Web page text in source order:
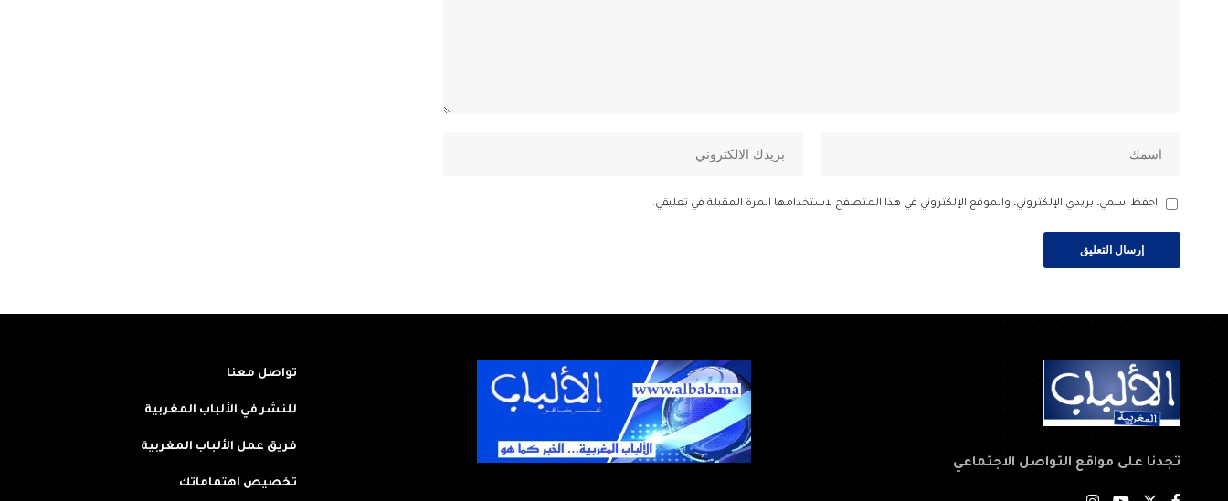
احفظ اسمي، بريدي الإلكتروني، والموقع الإلكتروني في هذا المتصفح لاستخدامها المرة المقبلة في تعليقي.
تجدنا على مواقع التواصل الاجتماعي
تواصل معنا
للنشر في الألباب المغربية
فريق عمل الألباب المغربية
تخصيص اهتماماتك